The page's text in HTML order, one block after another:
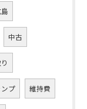
中古
プ 維持費